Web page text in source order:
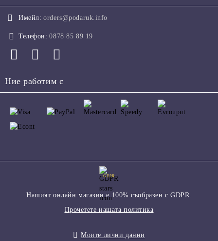
Имейл: orders@podaruk.info
Телефон: 0878 85 89 19
Ние работим с
GDPR
Нашият онлайн магазин е 100% съобразен с GDPR.
Прочетете нашата политика
Моите лични данни